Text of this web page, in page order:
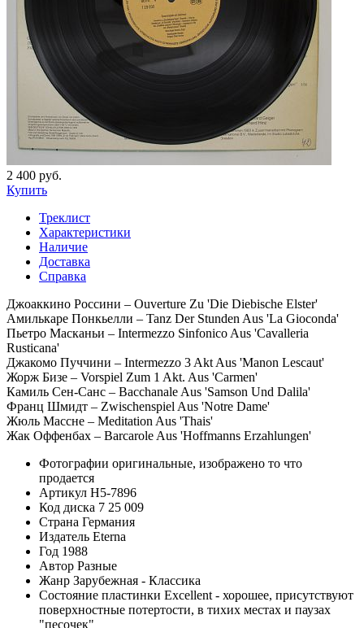
2 400 руб.
Купить
Треклист
Характеристики
Наличие
Доставка
Справка
Джоаккино Россини – Ouverture Zu 'Die Diebische Elster'
Амилькаре Понкьелли – Tanz Der Stunden Aus 'La Gioconda'
Пьетро Масканьи – Intermezzo Sinfonico Aus 'Cavalleria
Rusticana'
Джакомо Пуччини – Intermezzo 3 Akt Aus 'Manon Lescaut'
Жорж Бизе – Vorspiel Zum 1 Akt. Aus 'Carmen'
Камиль Сен-Санс – Bacchanale Aus 'Samson Und Dalila'
Франц Шмидт – Zwischenspiel Aus 'Notre Dame'
Жюль Массне – Meditation Aus 'Thais'
Жак Оффенбах – Barcarole Aus 'Hoffmanns Erzahlungen'
Фотографии оригинальные, изображено то что
продается
Артикул H5-7896
Код диска 7 25 009
Страна Германия
Издатель Eterna
Год 1988
Автор Разные
Жанр Зарубежная - Классика
Состояние пластинки Excellent - хорошее, присутствуют
поверхностные потертости, в тихих местах и паузах
"песочек"